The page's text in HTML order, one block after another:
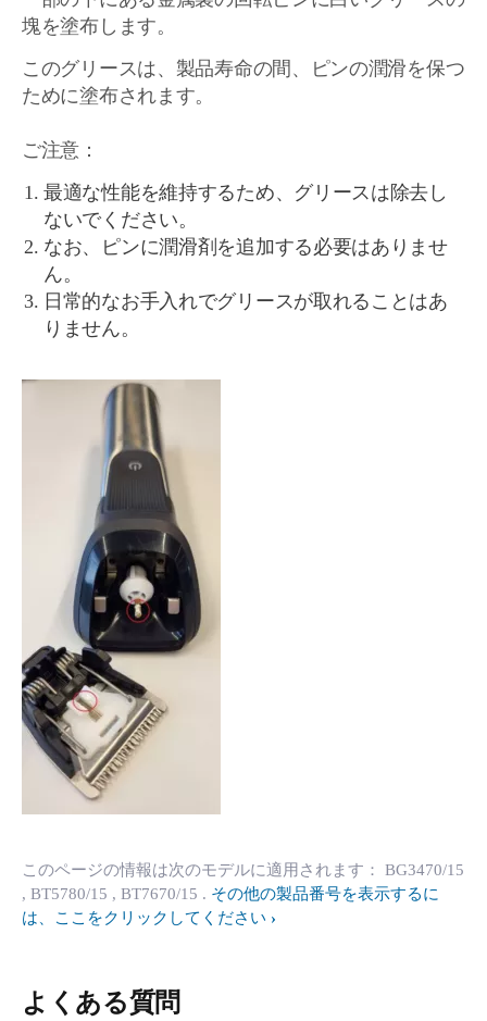
塊を塗布します。
このグリースは、製品寿命の間、ピンの潤滑を保つ
ために塗布されます。
ご注意：
最適な性能を維持するため、グリースは除去し
ないでください。
なお、ピンに潤滑剤を追加する必要はありませ
ん。
日常的なお手入れでグリースが取れることはあ
りません。
このページの情報は次のモデルに適用されます： BG3470/15
, BT5780/15 , BT7670/15 . その他の製品番号を表示するに
は、ここをクリックしてください
よくある質問